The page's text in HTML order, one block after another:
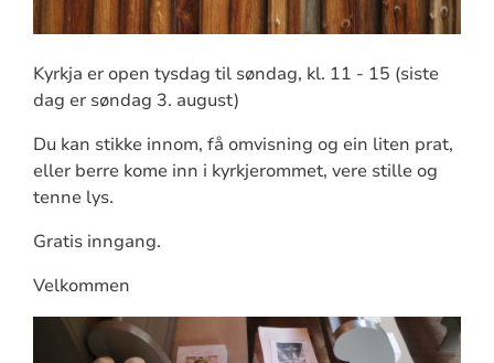
Kyrkja er open tysdag til søndag, kl. 11 - 15 (siste
dag er søndag 3. august)
Du kan stikke innom, få omvisning og ein liten prat,
eller berre kome inn i kyrkjerommet, vere stille og
tenne lys.
Gratis inngang.
Velkommen